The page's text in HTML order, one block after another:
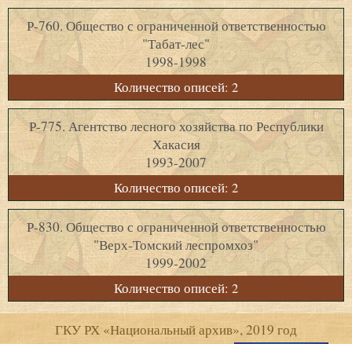
Р-760. Общество с ограниченной ответственностью
"Табат-лес"
1998-1998
Количество описей: 2
Р-775. Агентство лесного хозяйства по Республики
Хакасия
1993-2007
Количество описей: 2
Р-830. Общество с ограниченной ответственностью
"Верх-Томский леспромхоз"
1999-2002
Количество описей: 2
ГКУ РХ «Национальный архив», 2019 год